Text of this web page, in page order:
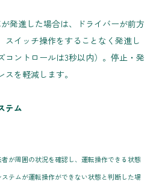
発進した場合は、ドライバーが前方
スイッチ操作をすることなく発進し
コントロールは3秒以内）。停止・発
を軽減します。
テム
が周囲の状況を確認し、運転操作できる状態
テムが運転操作ができない状態と判断した場